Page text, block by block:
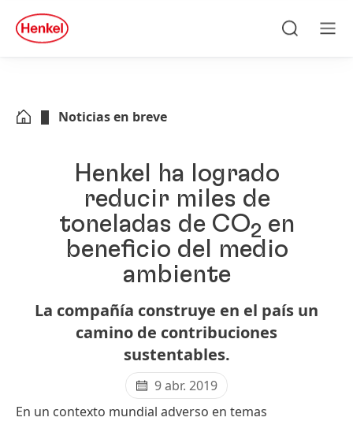
Skip to footer
quick
search
Noticias en breve
Henkel ha logrado
reducir miles de
toneladas de CO2 en
beneficio del medio
ambiente
La compañía construye en el país un
camino de contribuciones
sustentables.
9 abr. 2019
En un contexto mundial adverso en temas